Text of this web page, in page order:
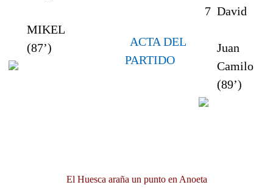
MIKEL
(87’)
ACTA DEL
PARTIDO
7 David
Juan
Camilo
(89’)
El Huesca araña un punto en Anoeta